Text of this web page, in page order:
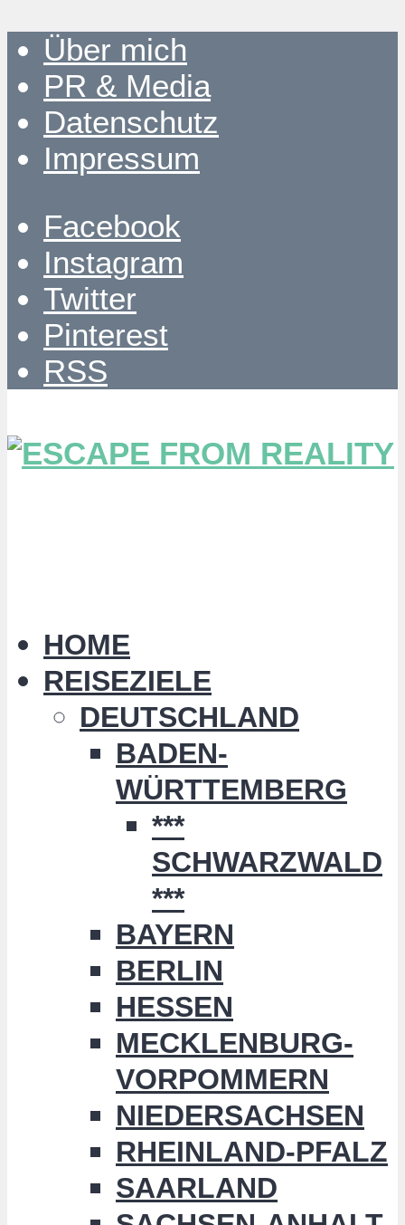
Über mich
PR & Media
Datenschutz
Impressum
Facebook
Instagram
Twitter
Pinterest
RSS
HOME
REISEZIELE
DEUTSCHLAND
BADEN-
WÜRTTEMBERG
***
SCHWARZWALD
***
BAYERN
BERLIN
HESSEN
MECKLENBURG-
VORPOMMERN
NIEDERSACHSEN
RHEINLAND-PFALZ
SAARLAND